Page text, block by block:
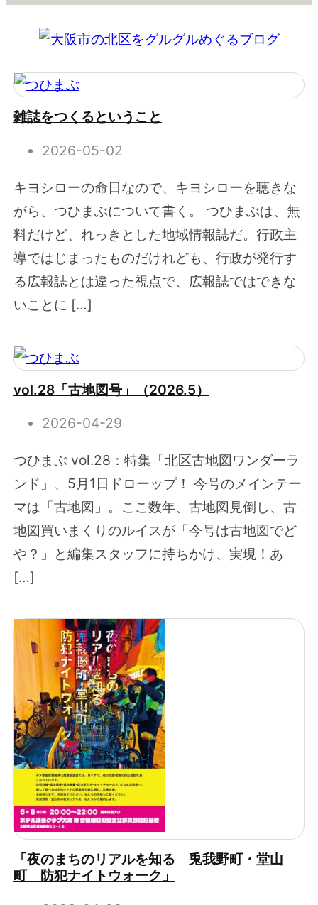
雑誌をつくるということ
2026-05-02
キヨシローの命日なので、キヨシローを聴きな
がら、つひまぶについて書く。 つひまぶは、無
料だけど、れっきとした地域情報誌だ。行政主
導ではじまったものだけれども、行政が発行す
る広報誌とは違った視点で、広報誌ではできな
いことに […]
vol.28「古地図号」（2026.5）
2026-04-29
つひまぶ vol.28：特集「北区古地図ワンダーラ
ンド」、5月1日ドローップ！ 今号のメインテー
マは「古地図」。ここ数年、古地図見倒し、古
地図買いまくりのルイスが「今号は古地図でど
や？」と編集スタッフに持ちかけ、実現！あ
[…]
「夜のまちのリアルを知る 兎我野町・堂山
町 防犯ナイトウォーク」